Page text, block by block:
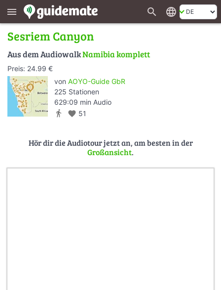
menu search language
Sesriem Canyon
Aus dem AudiowalkNamibia komplett
Preis: 24.99 €
von AOYO-Guide GbR
225 Stationen
629:09 min Audio
directions_walk favorite 51
Hör dir die Audiotour jetzt an, am besten in der
Großansicht.